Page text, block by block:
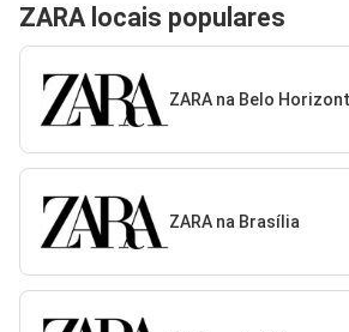
ZARA locais populares
ZARA na Belo
ZARA na Brasília